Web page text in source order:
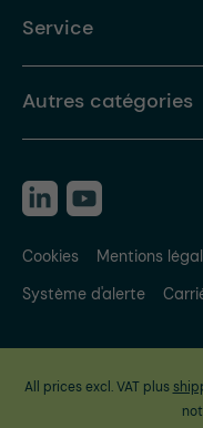
Service
Autres catégories
Cookies Mentions
Système d'alerte
All prices excl. VAT plus